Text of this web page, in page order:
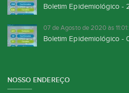
Boletim Epidemiológico -
07 de Agosto de 2020 às
Boletim Epidemiológico -
NOSSO ENDEREÇO